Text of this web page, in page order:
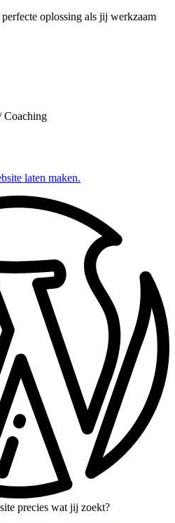
oplossing als jij werkzaam
Coaching
laten maken.
precies wat jij zoekt?